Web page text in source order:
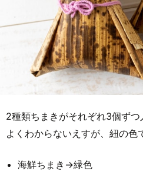
2種類ちまきがそれぞれ3個ず
よくわからないえすが、紐の色
海鮮ちまき→緑色